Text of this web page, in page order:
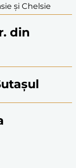
și Chelsie
din